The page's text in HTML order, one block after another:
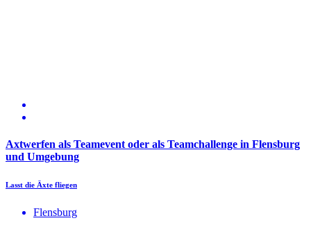
Axtwerfen als Teamevent oder als Teamchallenge in Flensburg
und Umgebung
Lasst die Äxte fliegen
Flensburg